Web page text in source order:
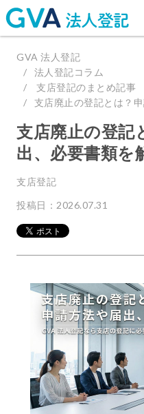
GVA 法人登記
法人登記コラム
支店登記のまとめ記事
支店廃止の登記とは？
支店廃止の登記
出、必要書類を
支店登記
投稿日：2026.07.31